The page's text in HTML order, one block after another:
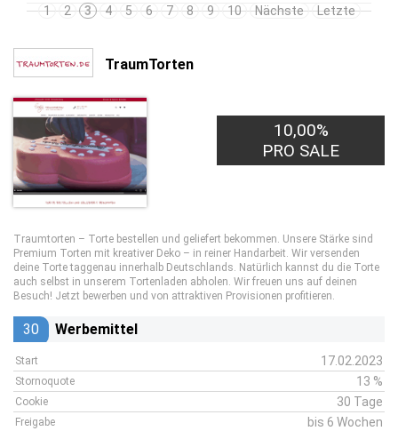
1
2 3 4 5 6 7 8 9 10 Nächste Letzte
TraumTorten
10,00%
PRO SALE
Traumtorten – Torte bestellen und geliefert bekommen. Unsere Stärke sind
Premium Torten mit kreativer Deko – in reiner Handarbeit. Wir versenden
deine Torte taggenau innerhalb Deutschlands. Natürlich kannst du die Torte
auch selbst in unserem Tortenladen abholen. Wir freuen uns auf deinen
Besuch! Jetzt bewerben und von attraktiven Provisionen profitieren.
30 Werbemittel
Start 17.02.2023
Stornoquote 13 %
Cookie 30 Tage
Freigabe bis 6 Wochen